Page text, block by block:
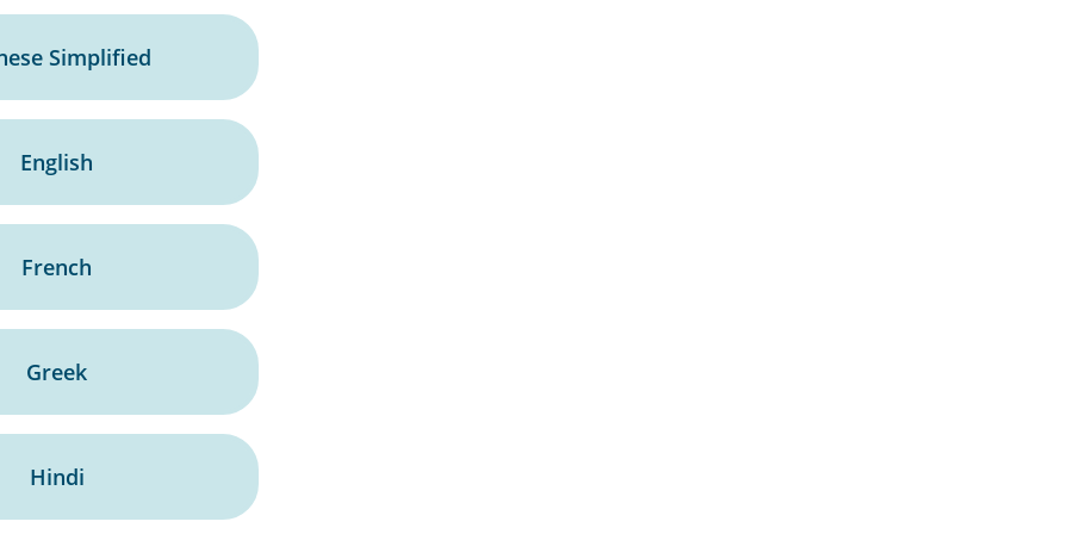
Simplified
English
French
Greek
Hindi